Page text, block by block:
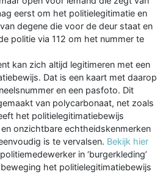
eerst om het politielegitimatie en
degene die voor de deur staat en
politie via 112 om het nummer te
kan zich altijd legitimeren met een
Dat is een kaart met daarop
en een pasfoto. Dit
van polycarbonaat, net zoals
het politielegitimatiebewijs
onzichtbare echtheidskenmerken
is te vervalsen. Bekijk hier
in ‘burgerkleding’
het politielegitimatiebewijs